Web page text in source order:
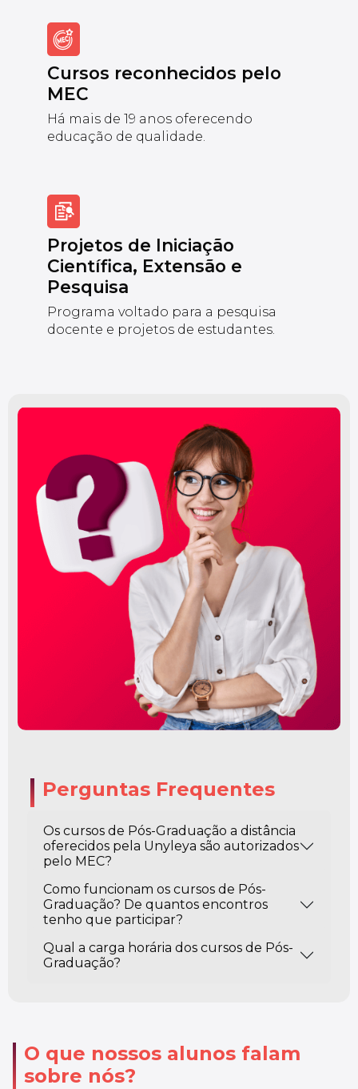
Cursos reconhecidos pelo
MEC
Há mais de 19 anos oferecendo
educação de qualidade.
Projetos de Iniciação
Científica, Extensão e
Pesquisa
Programa voltado para a pesquisa
docente e projetos de estudantes.
Perguntas Frequentes
Os cursos de Pós-Graduação a distância
oferecidos pela Unyleya são autorizados
pelo MEC?
Como funcionam os cursos de Pós-
Graduação? De quantos encontros
tenho que participar?
Qual a carga horária dos cursos de Pós-
Graduação?
O que nossos alunos falam
sobre nós?